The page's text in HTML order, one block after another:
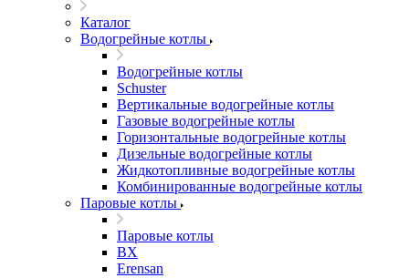
Каталог
Водогрейные котлы
Водогрейные котлы
Schuster
Вертикальные водогрейные котлы
Газовые водогрейные котлы
Горизонтальные водогрейные котлы
Дизельные водогрейные котлы
Жидкотопливные водогрейные котлы
Комбинированные водогрейные котлы
Паровые котлы
Паровые котлы
BX
Erensan